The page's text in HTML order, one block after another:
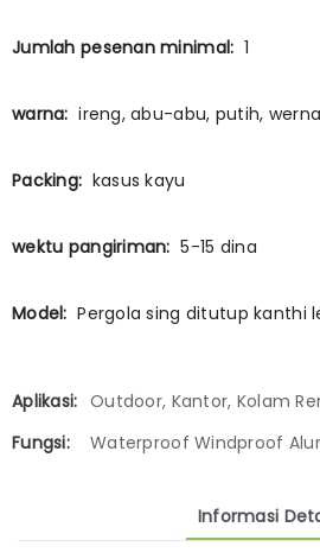
Jumlah pesenan minimal: 1
warna: ireng, abu-abu, putih,
Packing: kasus kayu
wektu pangiriman: 5-15 dina
Model: Pergola sing ditutup kanthi
Aplikasi: Outdoor, Kantor, Kolam
Fungsi:
Waterproof Windproof
Informasi